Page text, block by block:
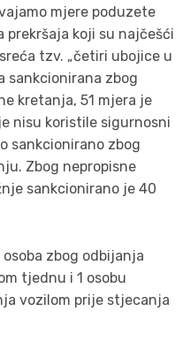
mjere poduzete
prekršaja koji su najčešći
tzv. „četiri ubojice u
sankcionirana zbog
kretanja, 51 mjera je
nisu koristile sigurnosni
sankcionirano zbog
Zbog nepropisne
sankcionirano je 40
zbog odbijanja
tjednu i 1 osobu
vozilom prije stjecanja